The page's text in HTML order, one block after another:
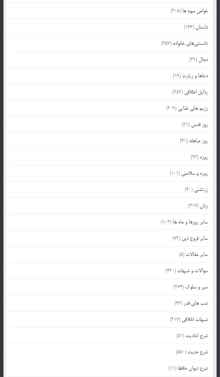
خواص میوه ها (308)
داستان(146)
دانستنی‌های خانواده (357)
دجال (29)
دعاها و زیارت (19)
رذایل اخلاقی (252)
رژیم های غذایی (209)
روز قدس (31)
روز مباهله (41)
روزه (93)
روزه و سلامتی (101)
زرتشتی (40)
زنان(317)
سایر روزها و ماه ها (103)
سایر فروع دین (72)
سایر مقالات (5)
سوالات و شبهات (420)
سیر و سلوک (274)
شب های قدر (46)
شبهات اخلاقی (217)
شرح احادیث (51)
شرح حدیث (550)
شرح دیوان حافظ (11)